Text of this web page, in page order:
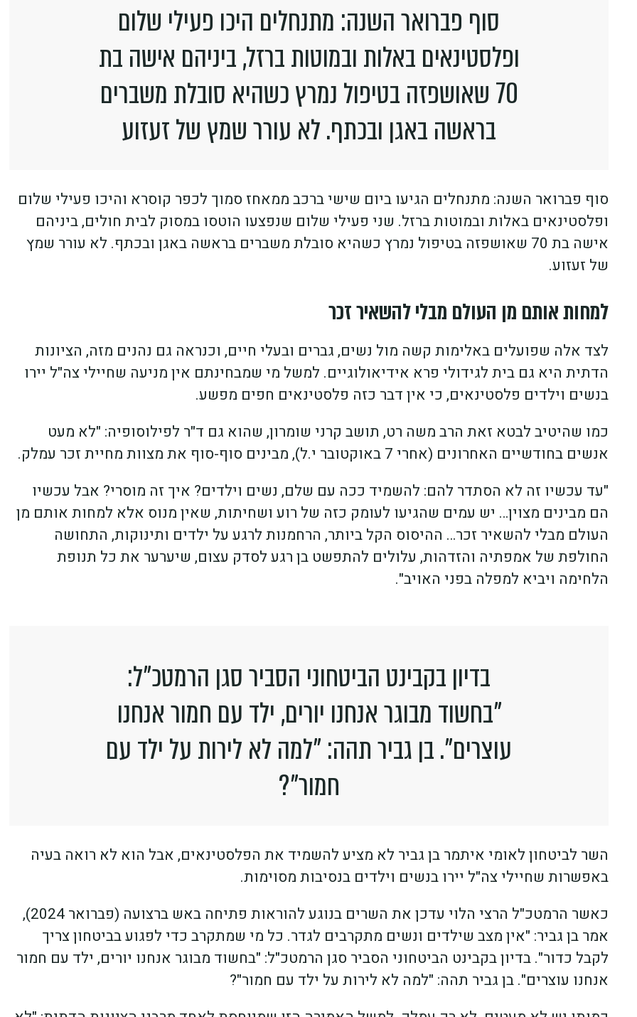
סוף פברואר השנה: מתנחלים היכו פעילי שלום
ופלסטינאים באלות ובמוטות ברזל, ביניהם אישה בת
70 שאושפזה בטיפול נמרץ כשהיא סובלת משברים
בראשה באגן ובכתף. לא עורר שמץ של זעזוע
סוף פברואר השנה: מתנחלים הגיעו ביום שישי ברכב ממאחז סמוך לכפר קוסרא והיכו פעילי שלום
ופלסטינאים באלות ובמוטות ברזל. שני פעילי שלום שנפצעו הוטסו במסוק לבית חולים, ביניהם
אישה בת 70 שאושפזה בטיפול נמרץ כשהיא סובלת משברים בראשה באגן ובכתף. לא עורר שמץ
של זעזוע.
למחות אותם מן העולם מבלי להשאיר זכר
לצד אלה שפועלים באלימות קשה מול נשים, גברים ובעלי חיים, וכנראה גם נהנים מזה, הציונות
הדתית היא גם בית לגידולי פרא אידיאולוגיים. למשל מי שמבחינתם אין מניעה שחיילי צה"ל יירו
בנשים וילדים פלסטינאים, כי אין דבר כזה פלסטינאים חפים מפשע.
כמו שהיטיב לבטא זאת הרב משה רט, תושב קרני שומרון, שהוא גם ד"ר לפילוסופיה: "לא מעט
אנשים בחודשיים האחרונים (אחרי 7 באוקטובר י.ל), מבינים סוף-סוף את מצוות מחיית זכר עמלק.
"עד עכשיו זה לא הסתדר להם: להשמיד ככה עם שלם, נשים וילדים? איך זה מוסרי? אבל עכשיו
הם מבינים מצוין… יש עמים שהגיעו לעומק כזה של רוע ושחיתות, שאין מנוס אלא למחות אותם מן
העולם מבלי להשאיר זכר… ההיסוס הקל ביותר, הרחמנות לרגע על ילדים ותינוקות, התחושה
החולפת של אמפתיה והזדהות, עלולים להתפשט בן רגע לסדק עצום, שיערער את כל תנופת
הלחימה ויביא למפלה בפני האויב".
בדיון בקבינט הביטחוני הסביר סגן הרמטכ"ל:
"בחשוד מבוגר אנחנו יורים, ילד עם חמור אנחנו
עוצרים". בן גביר תהה: "למה לא לירות על ילד עם
חמור"?
השר לביטחון לאומי איתמר בן גביר לא מציע להשמיד את הפלסטינאים, אבל הוא לא רואה בעיה
באפשרות שחיילי צה"ל יירו בנשים וילדים בנסיבות מסוימות.
כאשר הרמטכ"ל הרצי הלוי עדכן את השרים בנוגע להוראות פתיחה באש ברצועה (פברואר 2024),
אמר בן גביר: "אין מצב שילדים ונשים מתקרבים לגדר. כל מי שמתקרב כדי לפגוע בביטחון צריך
לקבל כדור". בדיון בקבינט הביטחוני הסביר סגן הרמטכ"ל: "בחשוד מבוגר אנחנו יורים, ילד עם חמור
אנחנו עוצרים". בן גביר תהה: "למה לא לירות על ילד עם חמור"?